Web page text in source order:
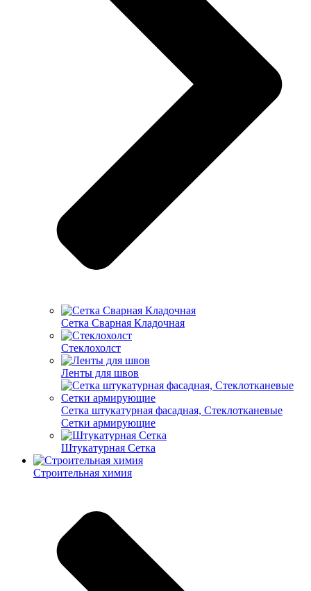
Cетка Сварная Кладочная
Cтеклохолст
Ленты для швов
Сетка штукатурная фасадная, Стеклотканевые
Сетки армирующие
Штукатурная Сетка
Строительная химия